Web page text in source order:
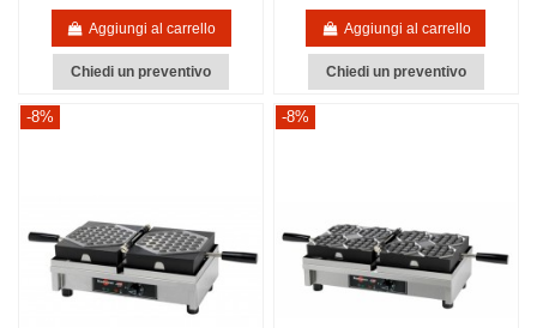
Aggiungi al carrello
Chiedi un preventivo
Aggiungi al carrello
Chiedi un preventivo
-8% -8%